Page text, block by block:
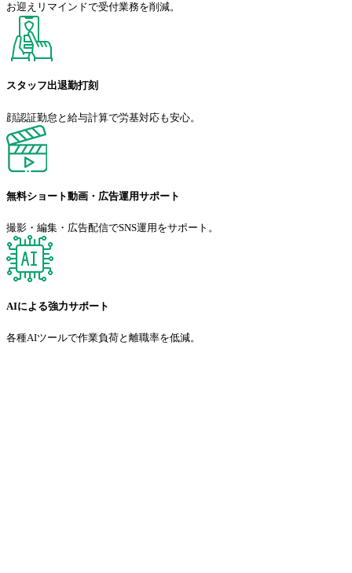
お迎えリマインドで受付業務を削減。
スタッフ出退勤打刻
顔認証勤怠と給与計算で労基対応も安心。
無料ショート動画・広告運用サポート
撮影・編集・広告配信でSNS運用をサポート。
AIによる強力サポート
各種AIツールで作業負荷と離職率を低減。